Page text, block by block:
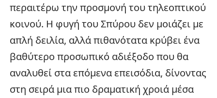
περαιτέρω την προσμονή του τηλεοπτικού
κοινού. Η φυγή του Σπύρου δεν μοιάζει με
απλή δειλία, αλλά πιθανότατα κρύβει ένα
βαθύτερο προσωπικό αδιέξοδο που θα
αναλυθεί στα επόμενα επεισόδια, δίνοντας
στη σειρά μια πιο δραματική χροιά μέσα